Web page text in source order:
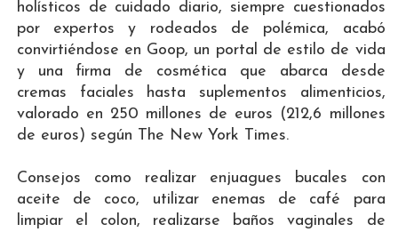
holísticos de cuidado diario, siempre cuestionados
por expertos y rodeados de polémica, acabó
convirtiéndose en Goop, un portal de estilo de vida
y una firma de cosmética que abarca desde
cremas faciales hasta suplementos alimenticios,
valorado en 250 millones de euros (212,6 millones
de euros) según The New York Times.
Consejos como realizar enjuagues bucales con
aceite de coco, utilizar enemas de café para
limpiar el colon, realizarse baños vaginales de